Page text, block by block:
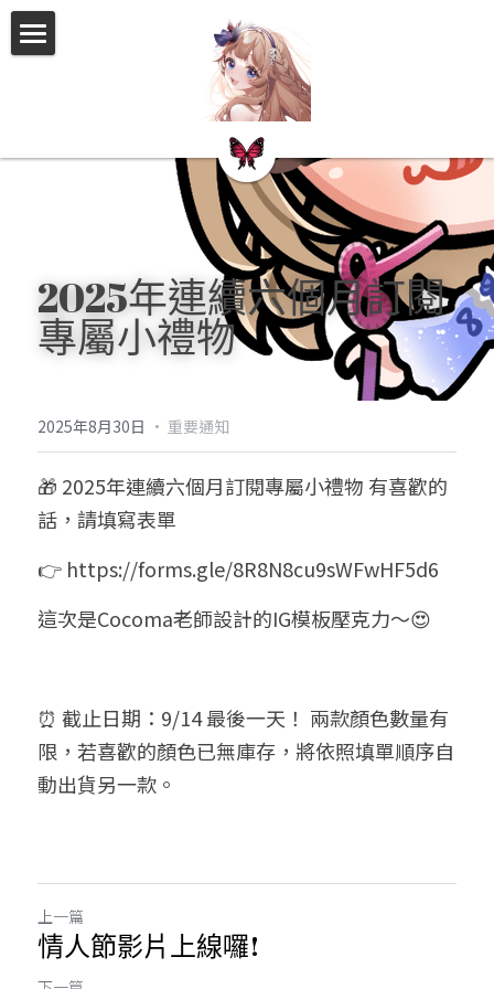
Nokemon卡包資訊
過去的活動
2026揮指大賽
2025聖誕節活動
2025年連續六個月訂閱
專屬小禮物
2025年8月30日 · 重要通知
🎁 2025年連續六個月訂閱專屬小禮物 有喜歡的
話，請填寫表單
👉 https://forms.gle/8R8N8cu9sWFwHF5d6
這次是Cocoma老師設計的IG模板壓克力～😍
⏰ 截止日期：9/14 最後一天！ 兩款顏色數量有
限，若喜歡的顏色已無庫存，將依照填單順序自
動出貨另一款。
上一篇
情人節影片上線囉!
商品分類